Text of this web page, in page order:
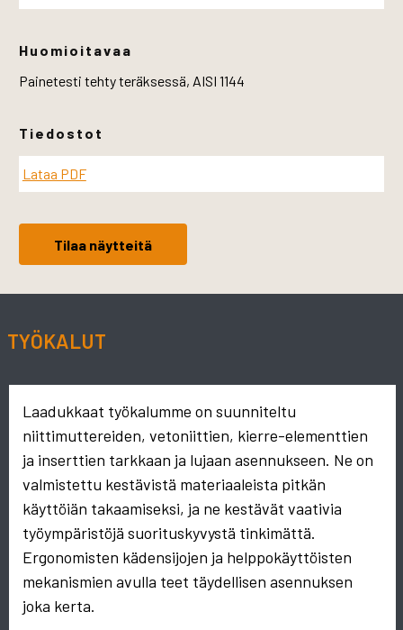
Huomioitavaa
Painetesti tehty teräksessä, AISI 1144
Tiedostot
Lataa PDF
Tilaa näytteitä
TYÖKALUT
Laadukkaat työkalumme on suunniteltu
niittimuttereiden, vetoniittien, kierre-elementtien
ja inserttien tarkkaan ja lujaan asennukseen. Ne on
valmistettu kestävistä materiaaleista pitkän
käyttöiän takaamiseksi, ja ne kestävät vaativia
työympäristöjä suorituskyvystä tinkimättä.
Ergonomisten kädensijojen ja helppokäyttöisten
mekanismien avulla teet täydellisen asennuksen
joka kerta.